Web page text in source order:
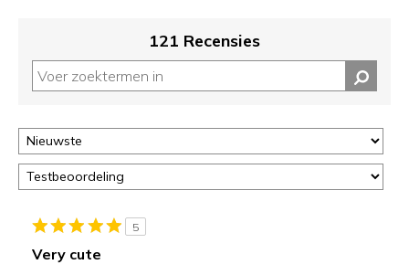
121 Recensies
5
Very cute